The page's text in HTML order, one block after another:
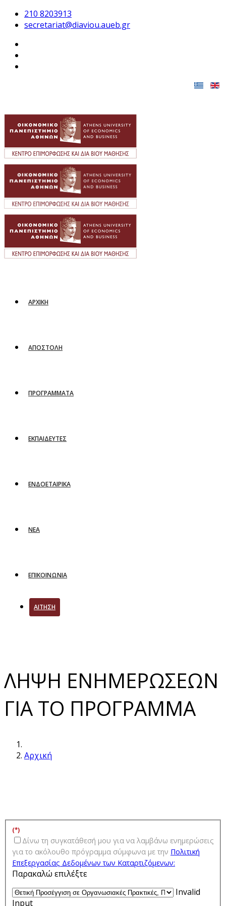
210 8203913
secretariat@diaviou.aueb.gr
ΑΡΧΙΚΗ
ΑΠΟΣΤΟΛΗ
ΠΡΟΓΡΑΜΜΑΤΑ
ΕΚΠΑΙΔΕΥΤΕΣ
ΕΝΔΟΕΤΑΙΡΙΚΑ
ΝΕΑ
ΕΠΙΚΟΙΝΩΝΙΑ
ΑΙΤΗΣΗ
ΛΗΨΗ ΕΝΗΜΕΡΩΣΕΩΝ
ΓΙΑ ΤΟ ΠΡΟΓΡΑΜΜΑ
Αρχική
(*)
Δίνω τη συγκατάθεσή μου για να λαμβάνω ενημερώσεις
για τo ακόλουθο πρόγραμμα σύμφωνα με την Πολιτική
Επεξεργασίας Δεδομένων των Kαταρτιζόμενων:
Παρακαλώ επιλέξτε
Invalid
Input